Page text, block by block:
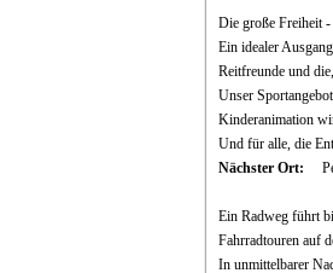
Die große Freiheit -
Ein idealer
Reitfreunde und
Unser
Kinderanimation
Und für alle, die
Nächster Ort:
Ein Radweg führt
Fahrradtouren auf
In unmittelbarer